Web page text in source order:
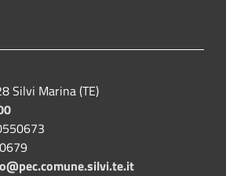
Silvi Marina (TE)